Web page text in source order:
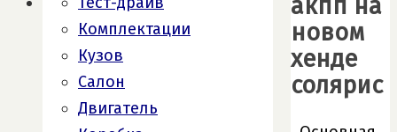
акпп на
новом
хенде
солярис
Комплектации
Кузов
Салон
Двигатель